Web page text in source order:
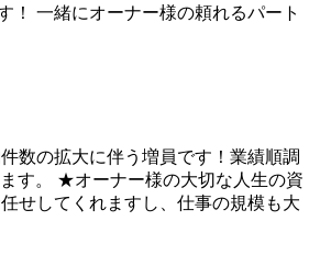
！ 一緒にオーナー様の頼れるパート
数の拡大に伴う増員です！業績順調
す。 ★オーナー様の大切な人生の資
せしてくれますし、仕事の規模も大